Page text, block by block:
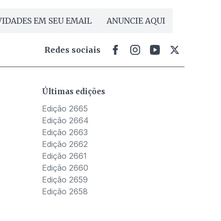
EM SEU EMAIL ANUNCIE AQUI
Redes sociais
Últimas edições
Edição 2665
Edição 2664
Edição 2663
Edição 2662
Edição 2661
Edição 2660
Edição 2659
Edição 2658